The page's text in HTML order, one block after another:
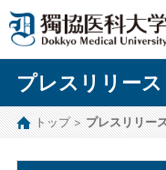
プレスリリース
トップ プレスリリー